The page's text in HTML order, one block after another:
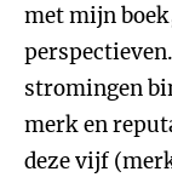
met mijn
stromingen
merk en
deze vijf